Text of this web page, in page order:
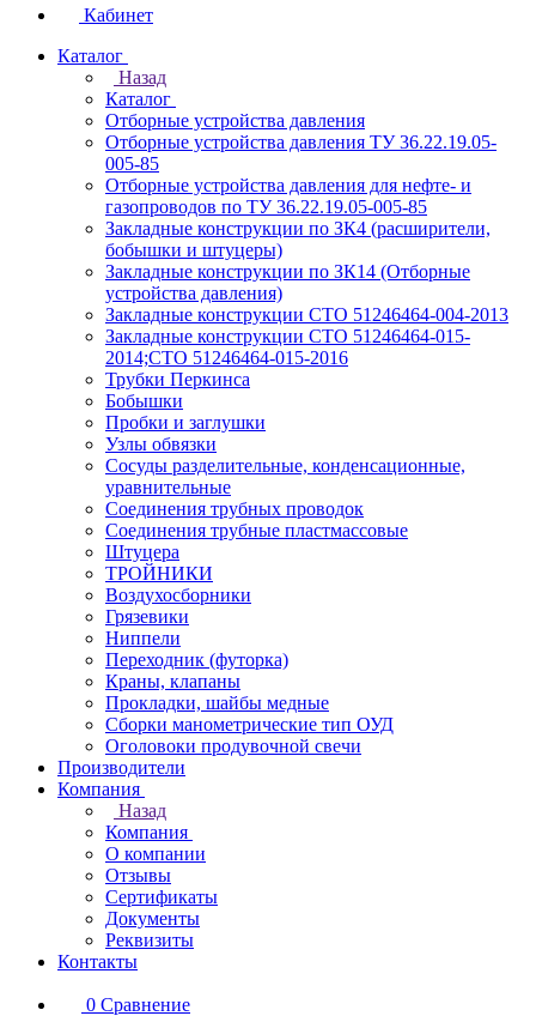
Кабинет
Каталог
Назад
Каталог
Отборные устройства давления
Отборные устройства давления ТУ 36.22.19.05-
005-85
Отборные устройства давления для нефте- и
газопроводов по ТУ 36.22.19.05-005-85
Закладные конструкции по ЗК4 (расширители,
бобышки и штуцеры)
Закладные конструкции по ЗК14 (Отборные
устройства давления)
Закладные конструкции СТО 51246464-004-2013
Закладные конструкции СТО 51246464-015-
2014;СТО 51246464-015-2016
Трубки Перкинса
Бобышки
Пробки и заглушки
Узлы обвязки
Сосуды разделительные, конденсационные,
уравнительные
Соединения трубных проводок
Соединения трубные пластмассовые
Штуцера
ТРОЙНИКИ
Воздухосборники
Грязевики
Ниппели
Переходник (футорка)
Краны, клапаны
Прокладки, шайбы медные
Сборки манометрические тип ОУД
Оголовоки продувочной свечи
Производители
Компания
Назад
Компания
О компании
Отзывы
Сертификаты
Документы
Реквизиты
Контакты
0 Сравнение